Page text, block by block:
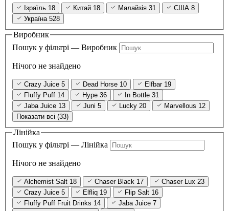
Ізраїль 18 Китай 18 Малайзія 31 США 8
Україна 528
Виробник
Пошук у фільтрі — Виробник
Нічого не знайдено
Crazy Juice 5 Dead Horse 10 Elfbar 19
Fluffy Puff 14 Hype 36 In Bottle 31
Jaba Juice 13 Juni 5 Lucky 20 Marvellous 12
Показати всі (33)
Лінійка
Пошук у фільтрі — Лінійка
Нічого не знайдено
Alchemist Salt 18 Chaser Black 17 Chaser Lux 23
Crazy Juice 5 Elfliq 19 Flip Salt 16
Fluffy Puff Fruit Drinks 14 Jaba Juice 7